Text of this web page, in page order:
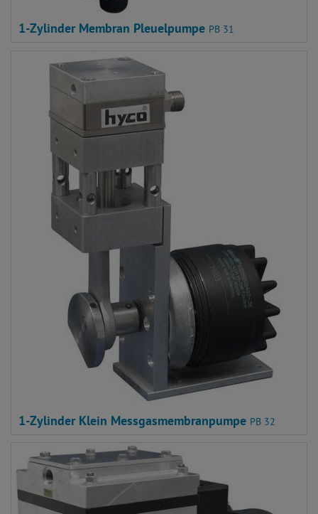
1-Zylinder Membran Pleuelpumpe PB 31
1-Zylinder Klein Messgasmembranpumpe PB 32